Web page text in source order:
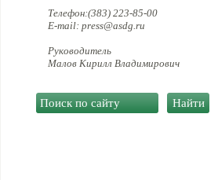
Телефон:(383) 223-85-00
E-mail: press@asdg.ru
Руководитель
Малов Кирилл Владимирович